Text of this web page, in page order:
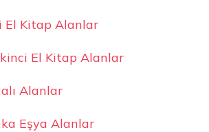
El Kitap Alanlar
El Kitap Alanlar
Alanlar
Eşya Alanlar